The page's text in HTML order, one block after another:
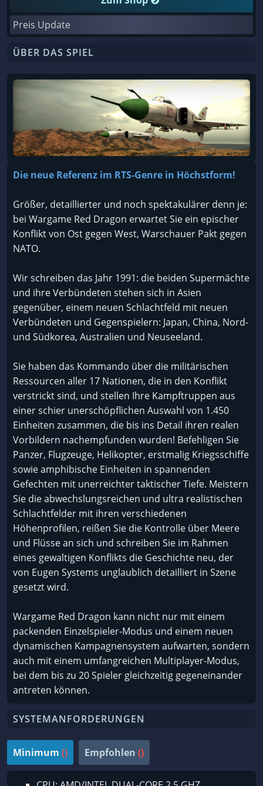
Preis Update
ÜBER DAS SPIEL
Die neue Referenz im RTS-Genre in Höchstform!
Größer, detaillierter und noch spektakulärer denn je:
bei Wargame Red Dragon erwartet Sie ein epischer
Konflikt von Ost gegen West, Warschauer Pakt gegen
NATO.
Wir schreiben das Jahr 1991: die beiden Supermächte
und ihre Verbündeten stehen sich in Asien
gegenüber, einem neuen Schlachtfeld mit neuen
Verbündeten und Gegenspielern: Japan, China, Nord-
und Südkorea, Australien und Neuseeland.
Sie haben das Kommando über die militärischen
Ressourcen aller 17 Nationen, die in den Konflikt
verstrickt sind, und stellen Ihre Kampftruppen aus
einer schier unerschöpflichen Auswahl von 1.450
Einheiten zusammen, die bis ins Detail ihren realen
Vorbildern nachempfunden wurden! Befehligen Sie
Panzer, Flugzeuge, Helikopter, erstmalig Kriegsschiffe
sowie amphibische Einheiten in spannenden
Gefechten mit unerreichter taktischer Tiefe. Meistern
Sie die abwechslungsreichen und ultra realistischen
Schlachtfelder mit ihren verschiedenen
Höhenprofilen, reißen Sie die Kontrolle über Meere
und Flüsse an sich und schreiben Sie im Rahmen
eines gewaltigen Konflikts die Geschichte neu, der
von Eugen Systems unglaublich detailliert in Szene
gesetzt wird.
Wargame Red Dragon kann nicht nur mit einem
packenden Einzelspieler-Modus und einem neuen
dynamischen Kampagnensystem aufwarten, sondern
auch mit einem umfangreichen Multiplayer-Modus,
bei dem bis zu 20 Spieler gleichzeitig gegeneinander
antreten können.
SYSTEMANFORDERUNGEN
Minimum () Empfohlen ()